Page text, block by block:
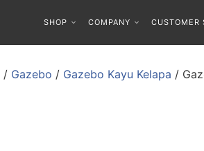
SHOP COMPANY CUSTOMER
/ Gazebo / Gazebo Kayu Kelapa /